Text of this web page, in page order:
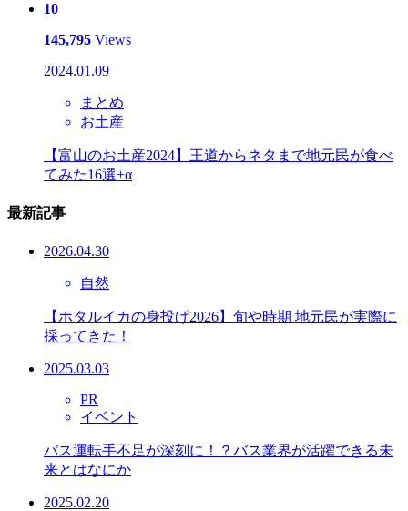
10
145,795 Views
2024.01.09
まとめ
お土産
【富山のお土産2024】王道からネタまで地元民が食べ
てみた16選+α
最新記事
2026.04.30
自然
【ホタルイカの身投げ2026】旬や時期 地元民が実際に
採ってきた！
2025.03.03
PR
イベント
バス運転手不足が深刻に！？バス業界が活躍できる未
来とはなにか
2025.02.20